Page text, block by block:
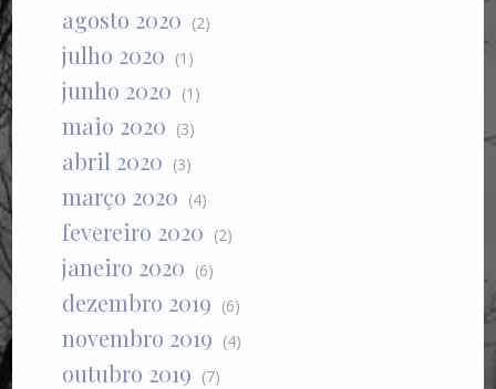
agosto 2020 (2)
julho 2020 (1)
junho 2020 (1)
maio 2020 (3)
abril 2020 (3)
março 2020 (4)
fevereiro 2020 (2)
janeiro 2020 (6)
dezembro 2019 (6)
novembro 2019 (4)
outubro 2019 (7)